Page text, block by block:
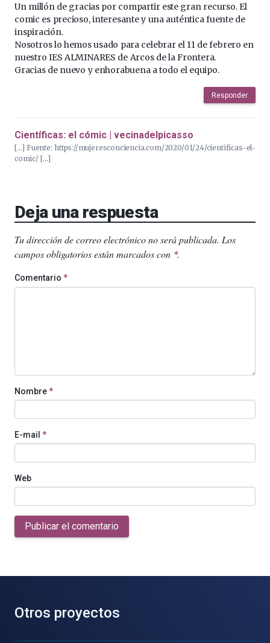
Un millón de gracias por compartir este gran recurso. El
comic es precioso, interesante y una auténtica fuente de
inspiración.
Nosotros lo hemos usado para celebrar el 11 de febrero en
nuestro IES ALMINARES de Arcos de la Frontera.
Gracias de nuevo y enhorabuena a todo el equipo.
Responder
Científicas: el cómic | vecinadelpicasso
[…] Fuente: https://mujeresconciencia.com/2020/01/24/cientificas-el-
comic/ […]
Deja una respuesta
Tu dirección de correo electrónico no será publicada. Los
campos obligatorios están marcados con *.
Comentario *
Nombre*
E-mail *
Web
Publicar el comentario
Otros proyectos